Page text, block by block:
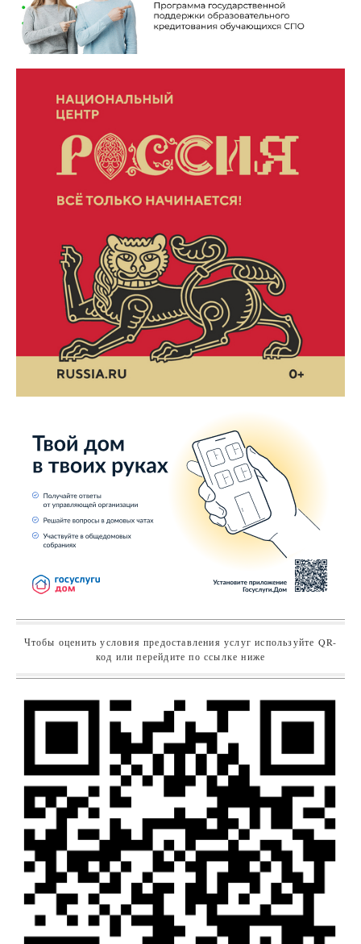
Чтобы оценить условия предоставления услуг используйте QR-
код или перейдите по ссылке ниже